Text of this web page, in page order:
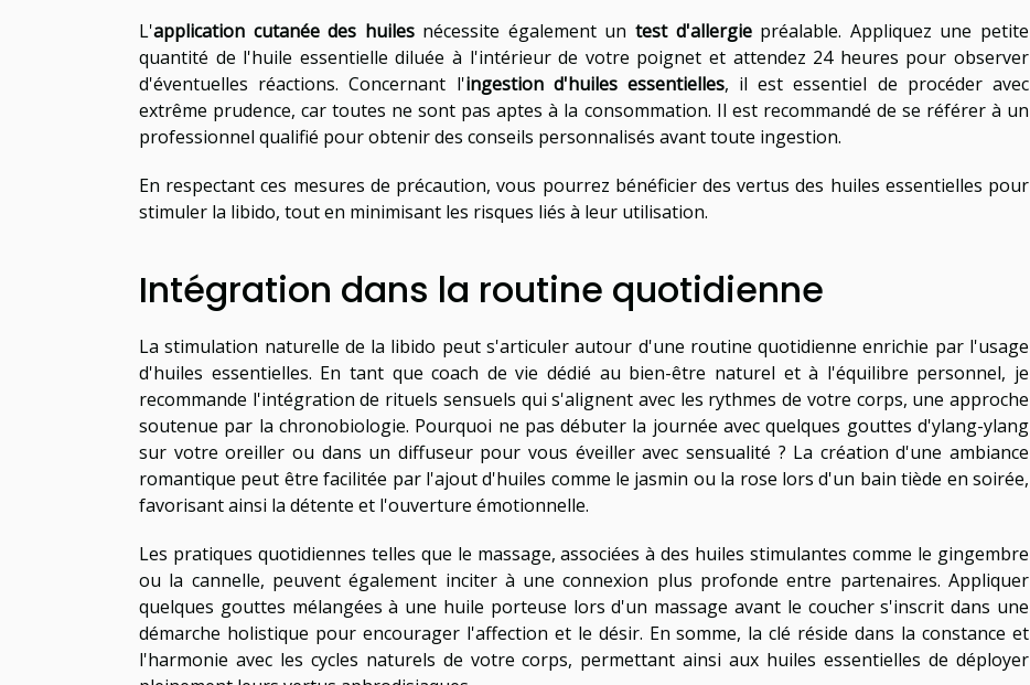
L'application cutanée des huilesnécessite également untest d'allergiepréalable. Appliquez une petite
quantité de l'huile essentielle diluée à l'intérieur de votre poignet et attendez 24 heures pour observer
d'éventuelles réactions. Concernant l'ingestion d'huiles essentielles, il est essentiel de procéder avec
extrême prudence, car toutes ne sont pas aptes à la consommation. Il est recommandé de se référer à un
professionnel qualifié pour obtenir des conseils personnalisés avant toute ingestion.
En respectant ces mesures de précaution, vous pourrez bénéficier des vertus des huiles essentielles pour
stimuler la libido, tout en minimisant les risques liés à leur utilisation.
Intégration dans la routine quotidienne
La stimulation naturelle de la libido peut s'articuler autour d'une routine quotidienne enrichie par l'usage
d'huiles essentielles. En tant que coach de vie dédié au bien-être naturel et à l'équilibre personnel, je
recommande l'intégration de rituels sensuels qui s'alignent avec les rythmes de votre corps, une approche
soutenue par la chronobiologie. Pourquoi ne pas débuter la journée avec quelques gouttes d'ylang-ylang
sur votre oreiller ou dans un diffuseur pour vous éveiller avec sensualité ? La création d'une ambiance
romantique peut être facilitée par l'ajout d'huiles comme le jasmin ou la rose lors d'un bain tiède en soirée,
favorisant ainsi la détente et l'ouverture émotionnelle.
Les pratiques quotidiennes telles que le massage, associées à des huiles stimulantes comme le gingembre
ou la cannelle, peuvent également inciter à une connexion plus profonde entre partenaires. Appliquer
quelques gouttes mélangées à une huile porteuse lors d'un massage avant le coucher s'inscrit dans une
démarche holistique pour encourager l'affection et le désir. En somme, la clé réside dans la constance et
l'harmonie avec les cycles naturels de votre corps, permettant ainsi aux huiles essentielles de déployer